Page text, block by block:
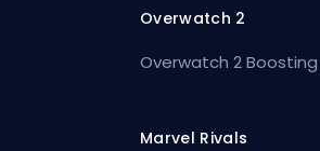
Overwatch 2
Overwatch 2 Boosting
Marvel Rivals